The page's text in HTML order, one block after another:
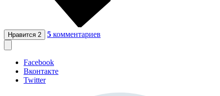
Нравится 2 5 комментариев
Facebook
Вконтакте
Twitter